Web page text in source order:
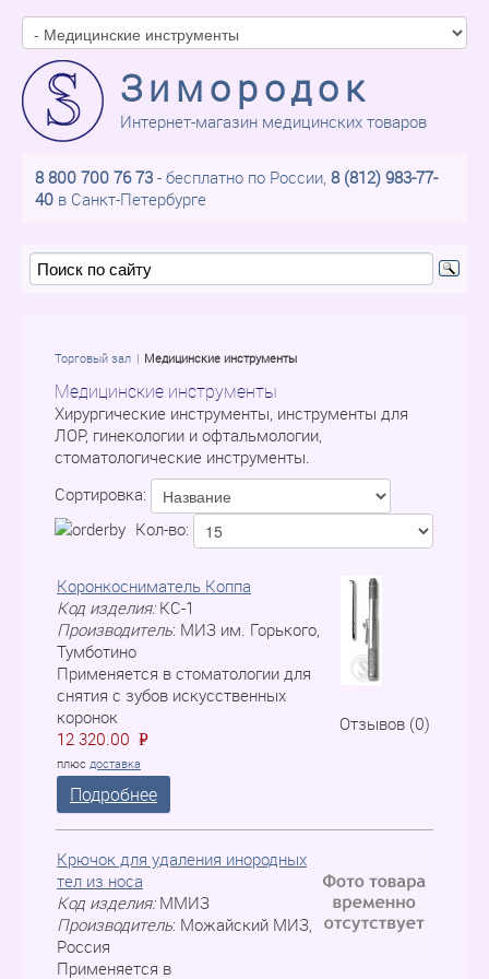
Зимородок
Интернет-магазин медицинских товаров
8 800 700 76 73 - бесплатно по России, 8 (812) 983-77-
40 в Санкт-Петербурге
Торговый зал Медицинские инструменты
Медицинские инструменты
Хирургические инструменты, инструменты для
ЛОР, гинекологии и офтальмологии,
стоматологические инструменты.
Сортировка:
Кол-во:
Отзывов (0)
Коронкосниматель Коппа
Код изделия: КС-1
Производитель: МИЗ им. Горького,
Тумботино
Применяется в стоматологии для
снятия с зубов искусственных
коронок
12 320.00
=
P
плюс доставка
Подробнее
Крючок для удаления инородных
тел из носа
Код изделия: ММИЗ
Производитель: Можайский МИЗ,
Россия
Применяется в